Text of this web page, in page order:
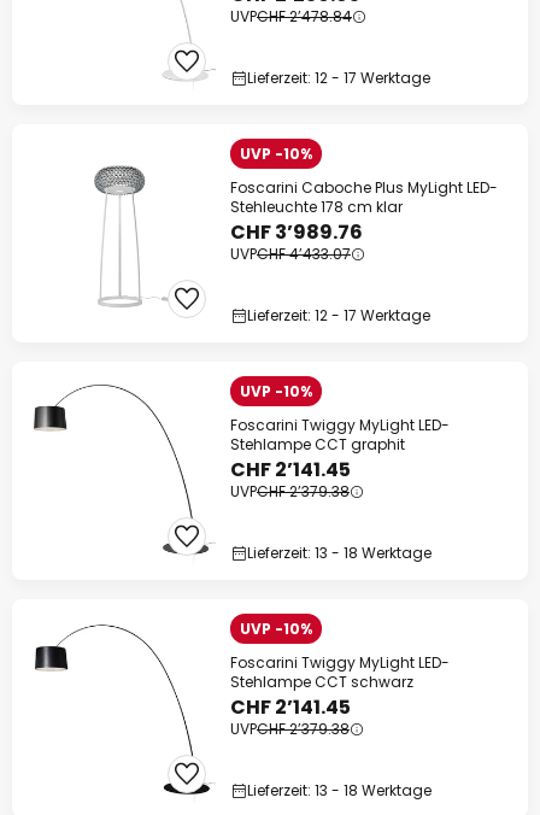
UVPCHF 2’478.84
Lieferzeit: 12 - 17 Werktage
UVP -10%
Foscarini Caboche Plus MyLight LED-
Stehleuchte 178 cm klar
CHF 3’989.76
UVPCHF 4’433.07
Lieferzeit: 12 - 17 Werktage
UVP -10%
Foscarini Twiggy MyLight LED-
Stehlampe CCT graphit
CHF 2’141.45
UVPCHF 2’379.38
Lieferzeit: 13 - 18 Werktage
UVP -10%
Foscarini Twiggy MyLight LED-
Stehlampe CCT schwarz
CHF 2’141.45
UVPCHF 2’379.38
Lieferzeit: 13 - 18 Werktage